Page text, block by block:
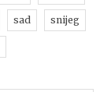
sad snijeg